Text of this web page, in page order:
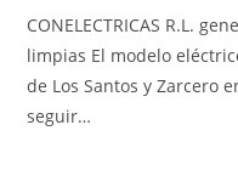
CONELECTRICAS R.L.
limpias El modelo
de Los Santos y Zarcero
seguir…